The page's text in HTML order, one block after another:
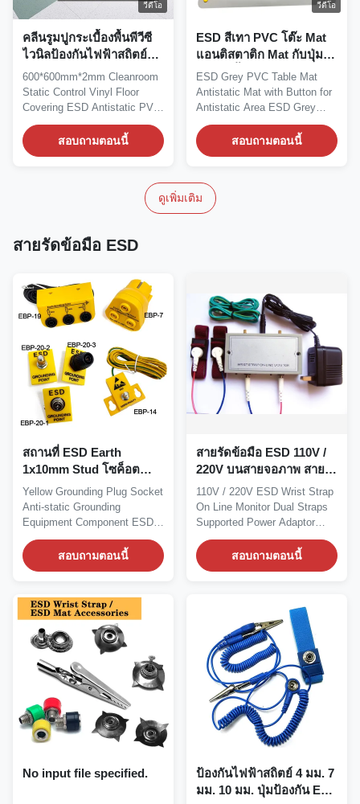
วีดีโอ
คลีนรูมปูกระเบื้องพื้นพีวีซี
ไวนิลป้องกันไฟฟ้าสถิตย์
ESD 600*600มม.*2มม
600*600mm*2mm Cleanroom
Static Control Vinyl Floor
Covering ESD Antistatic PVC
Vinyl Flooring...
สอบถามตอนนี้
วีดีโอ
ESD สีเทา PVC โต๊ะ Mat
แอนติสตาติก Mat กับปุ่ม
สําหรับพื้นที่ Antistatic
ESD Grey PVC Table Mat
Antistatic Mat with Button for
Antistatic Area ESD Grey
PVC Table Mat is a...
สอบถามตอนนี้
ดูเพิ่มเติม
สายรัดข้อมือ ESD
สถานที่ ESD Earth
1x10mm Stud โซค็อต
สับสนที่ดินสีเหลือง
Yellow Grounding Plug Socket
Anti-static Grounding
Equipment Component ESD
Earth Facility...
สอบถามตอนนี้
สายรัดข้อมือ ESD 110V /
220V บนสายจอภาพ สาย
รัดคู่ที่รองรับอะแดปเตอร์
ไฟฟ้า
110V / 220V ESD Wrist Strap
On Line Monitor Dual Straps
Supported Power Adaptor
Included Wrist...
สอบถามตอนนี้
No input file specified.
ป้องกันไฟฟ้าสถิตย์ 4 มม. 7
มม. 10 มม. ปุ่มป้องกัน ESD